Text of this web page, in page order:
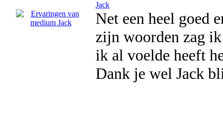
Jack
Net een heel goed
zijn woorden zag
ik al voelde heeft
Dank je wel Jack